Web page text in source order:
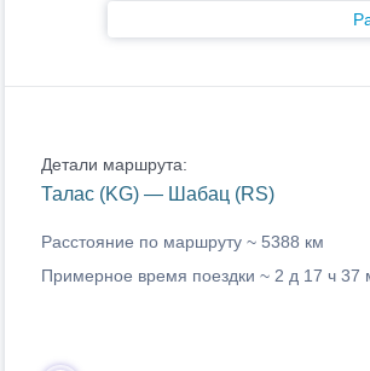
Детали маршрута:
Талас (KG) — Шабац (RS)
Расстояние по маршруту ~ 5388 км
Примерное время поездки ~ 2 д 17 ч 37